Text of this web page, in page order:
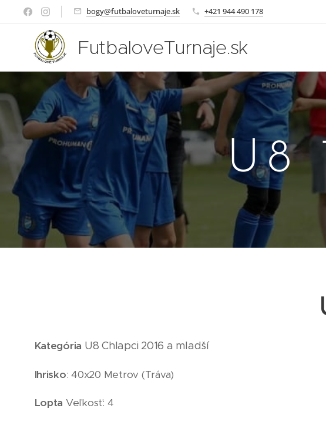
bogy@futbaloveturnaje.sk +421 944 490 178
FutbaloveTurnaje.sk
U8
Kategória U8 Chlapci 2016 a mladší
Ihrisko: 40x20 Metrov (Tráva)
Lopta Veľkosť: 4